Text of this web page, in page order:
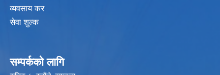
व्यवसाय कर
सेवा शुल्क
सम्पर्कको लागि